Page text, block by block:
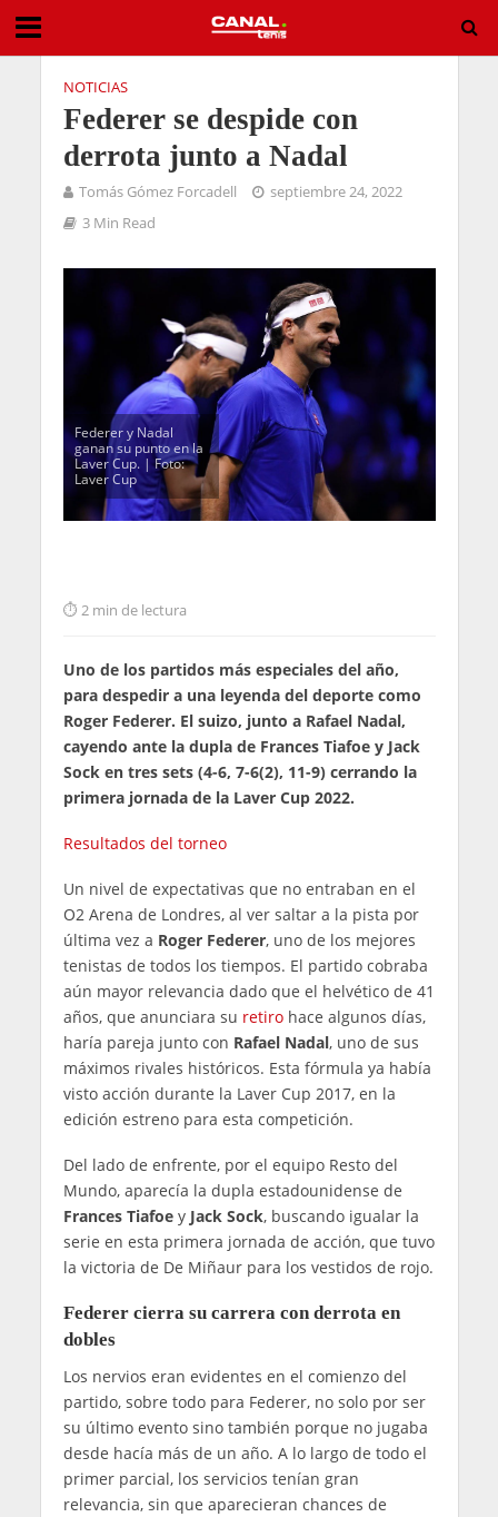
NOTICIAS
Federer se despide con
derrota junto a Nadal
Tomás Gómez Forcadell
septiembre 24, 2022
3 Min Read
Federer y Nadal
ganan su punto en la
Laver Cup. | Foto:
Laver Cup
2 min de lectura
Uno de los partidos más especiales del año,
para despedir a una leyenda del deporte como
Roger Federer. El suizo, junto a Rafael Nadal,
cayendo ante la dupla de Frances Tiafoe y Jack
Sock en tres sets (4-6, 7-6(2), 11-9) cerrando la
primera jornada de la Laver Cup 2022.
Resultados del torneo
Un nivel de expectativas que no entraban en el
O2 Arena de Londres, al ver saltar a la pista por
última vez a Roger Federer, uno de los mejores
tenistas de todos los tiempos. El partido cobraba
aún mayor relevancia dado que el helvético de 41
años, que anunciara su retirohace algunos días,
haría pareja junto con Rafael Nadal, uno de sus
máximos rivales históricos. Esta fórmula ya había
visto acción durante la Laver Cup 2017, en la
edición estreno para esta competición.
Del lado de enfrente, por el equipo Resto del
Mundo, aparecía la dupla estadounidense de
Frances Tiafoey Jack Sock, buscando igualar la
serie en esta primera jornada de acción, que tuvo
la victoria de De Miñaur para los vestidos de rojo.
Federer cierra su carrera con derrota en
dobles
Los nervios eran evidentes en el comienzo del
partido, sobre todo para Federer, no solo por ser
su último evento sino también porque no jugaba
desde hacía más de un año. A lo largo de todo el
primer parcial, los servicios tenían gran
relevancia, sin que aparecieran chances de